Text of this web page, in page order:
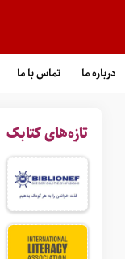
درباره ما تماس با ما
تازه‌های کتابک